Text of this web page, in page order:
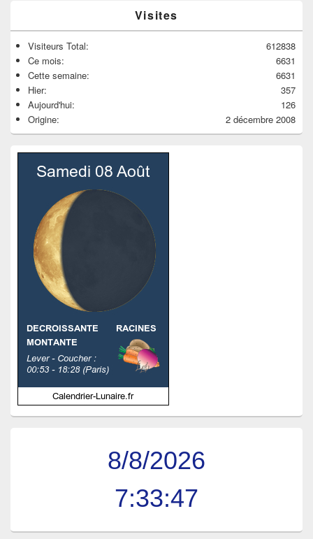
Visites
612838
Visiteurs Total:
6631
Ce mois:
6631
Cette semaine:
357
Hier:
126
Aujourd'hui:
2 décembre 2008
Origine:
8/8/2026
7:33:47